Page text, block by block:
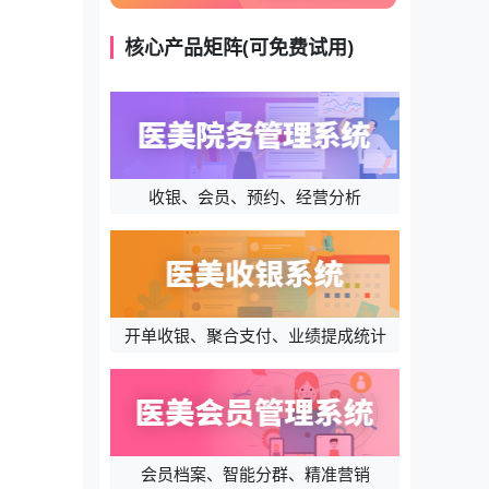
核心产品矩阵(可免费试用)
收银、会员、预约、经营分析
开单收银、聚合支付、业绩提成统计
会员档案、智能分群、精准营销